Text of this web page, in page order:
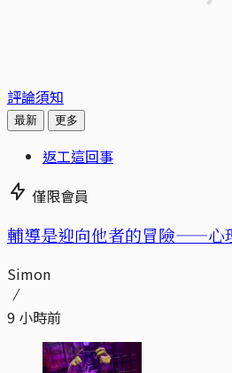
評論須知
最新 更多
返工這回事
僅限會員
輔導是迎向他者的冒險——心
Simon
9 小時前